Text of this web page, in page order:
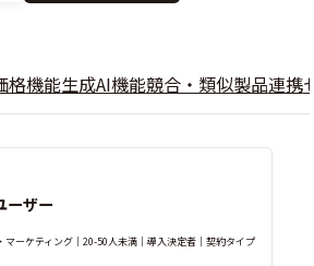
格機能生成AI機能競合・類似製品連携
ーザー
マーケティング｜20-50人未満｜導入決定者｜契約タイプ